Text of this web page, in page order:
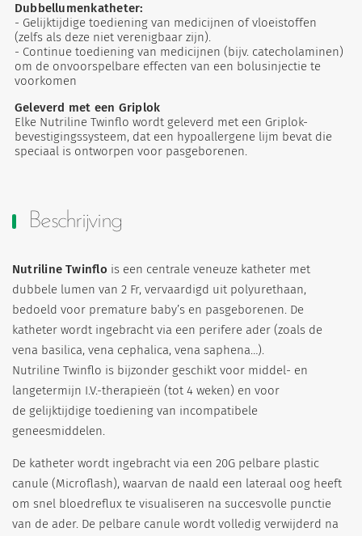
Dubbellumenkatheter:
- Gelijktijdige toediening van medicijnen of vloeistoffen
(zelfs als deze niet verenigbaar zijn).
- Continue toediening van medicijnen (bijv. catecholaminen)
om de onvoorspelbare effecten van een bolusinjectie te
voorkomen
Geleverd met een Griplok
Elke Nutriline Twinflo wordt geleverd met een Griplok-
bevestigingssysteem, dat een hypoallergene lijm bevat die
speciaal is ontworpen voor pasgeborenen.
Beschrijving
Nutriline Twinflo is een centrale veneuze katheter met
dubbele lumen van 2 Fr, vervaardigd uit polyurethaan,
bedoeld voor premature baby’s en pasgeborenen. De
katheter wordt ingebracht via een perifere ader (zoals de
vena basilica, vena cephalica, vena saphena…).
Nutriline Twinflo is bijzonder geschikt voor middel- en
langetermijn I.V.-therapieën (tot 4 weken) en voor
de gelijktijdige toediening van incompatibele
geneesmiddelen.
De katheter wordt ingebracht via een 20G pelbare plastic
canule (Microflash), waarvan de naald een lateraal oog heeft
om snel bloedreflux te visualiseren na succesvolle punctie
van de ader. De pelbare canule wordt volledig verwijderd na